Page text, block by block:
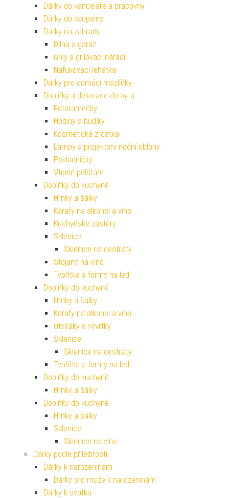
Dárky do kanceláře a pracovny
Dárky do koupelny
Dárky na zahradu
Dílna a garáž
Grily a grilovací nářadí
Nafukovací lehátka
Dárky pro domácí mazlíčky
Doplňky a dekorace do bytu
Fotorámečky
Hodiny a budíky
Kosmetická zrcátka
Lampy a projektory noční oblohy
Pokladničky
Vtipné polštáře
Doplňky do kuchyně
Hrnky a šálky
Karafy na alkohol a víno
Kuchyňské zástěry
Sklenice
Sklenice na destiláty
Stojany na víno
Tvořítka a formy na led
Doplňky do kuchyně
Hrnky a šálky
Karafy na alkohol a víno
Otvíráky a vývrtky
Sklenice
Sklenice na destiláty
Tvořítka a formy na led
Doplňky do kuchyně
Hrnky a šálky
Doplňky do kuchyně
Hrnky a šálky
Sklenice
Sklenice na víno
Dárky podle příležitosti
Dárky k narozeninám
Dárky pro muže k narozeninám
Dárky k svátku